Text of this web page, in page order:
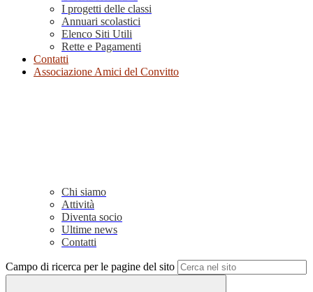
I progetti delle classi
Annuari scolastici
Elenco Siti Utili
Rette e Pagamenti
Contatti
Associazione Amici del Convitto
Chi siamo
Attività
Diventa socio
Ultime news
Contatti
Campo di ricerca per le pagine del sito